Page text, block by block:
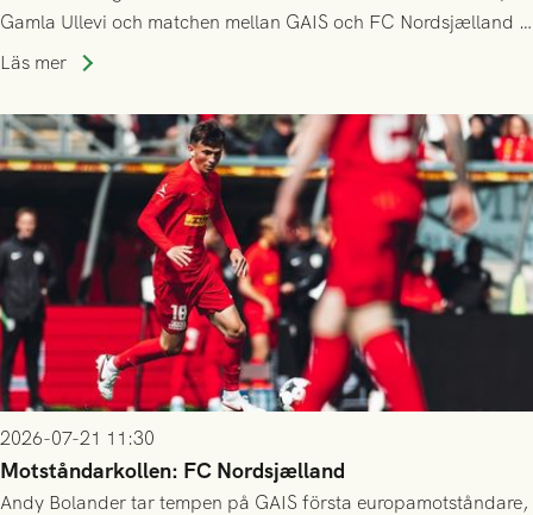
Gamla Ullevi och matchen mellan GAIS och FC Nordsjælland i
kvalet till Conference League! Avspark kl 19.00 på torsdag
Läs mer
2026-07-21 11:30
Motståndarkollen: FC Nordsjælland
Andy Bolander tar tempen på GAIS första europamotståndare,